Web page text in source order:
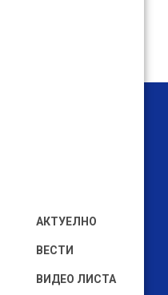
АКТУЕЛНО
ВЕСТИ
ВИДЕО ЛИСТА